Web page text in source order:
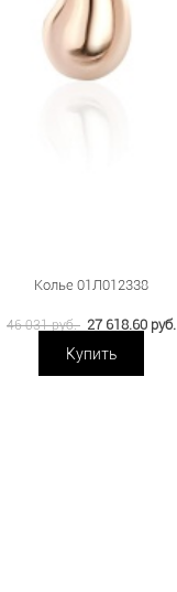
Колье 01Л012338
46 031 руб. 27 618.60 руб.
Купить